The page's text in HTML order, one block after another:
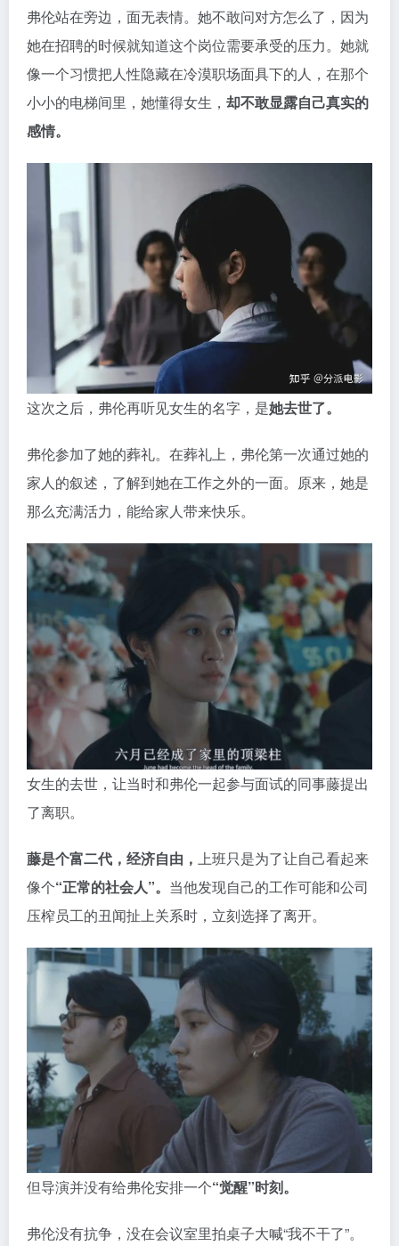
弗伦站在旁边，面无表情。她不敢问对方怎么了，因为
她在招聘的时候就知道这个岗位需要承受的压力。她就
像一个习惯把人性隐藏在冷漠职场面具下的人，在那个
小小的电梯间里，她懂得女生， 却不敢显露自己真实的
感情。
这次之后，弗伦再听见女生的名字，是她去世了。
弗伦参加了她的葬礼。在葬礼上，弗伦第一次通过她的
家人的叙述，了解到她在工作之外的一面。原来，她是
那么充满活力，能给家人带来快乐。
女生的去世，让当时和弗伦一起参与面试的同事藤提出
了离职。
藤是个富二代，经济自由， 上班只是为了让自己看起来
像个“正常的社会人”。 当他发现自己的工作可能和公司
压榨员工的丑闻扯上关系时，立刻选择了离开。
但导演并没有给弗伦安排一个“觉醒”时刻。
弗伦没有抗争，没在会议室里拍桌子大喊“我不干了”。